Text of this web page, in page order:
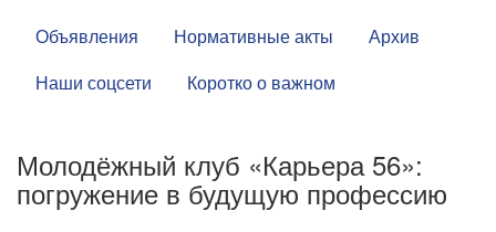
Объявления
Нормативные акты
Архив
Наши соцсети
Коротко о важном
Молодёжный клуб «Карьера 56»:
погружение в будущую профессию